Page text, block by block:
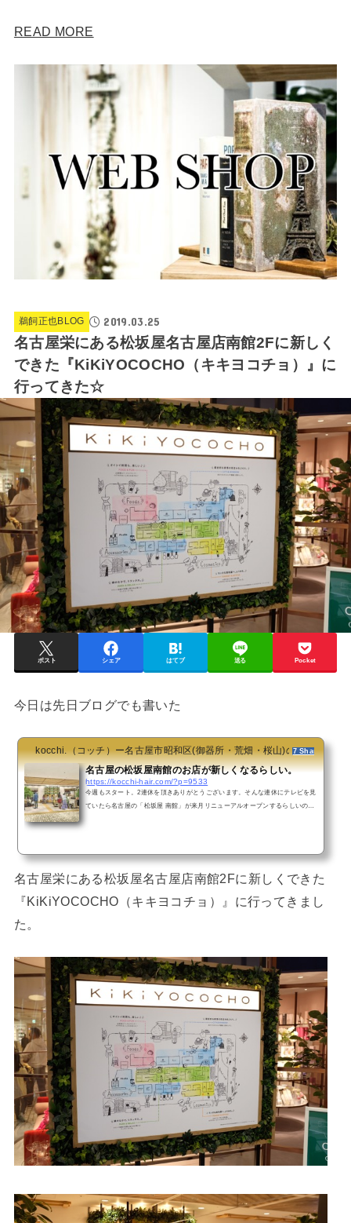
READ MORE
鵜飼正也BLOG 2019.03.25
名古屋栄にある松坂屋名古屋店南館2Fに新しく
できた『KiKiYOCOCHO（キキヨコチョ）』に
行ってきた☆
ポスト シェア はてブ 送る Pocket
今日は先日ブログでも書いた
kocchi.（コッチ）ー名古屋市昭和区(御器所・荒畑・桜山)の美容院・美
7 Shares
名古屋の松坂屋南館のお店が新しくなるらしい。
https://kocchi-hair.com/?p=9533
今週もスタート。2連休を頂きありがとうございます。そんな連休にテレビを見
ていたら名古屋の「松坂屋 南館」が来月リニューアルオープンするらしいので
イメージがなかったですが、こうやって新しいお店が増えて活気が出るのもい
いですね！！楽しみです！！var nend_params = {"media":56147,"si...
名古屋栄にある松坂屋名古屋店南館2Fに新しくできた
『KiKiYOCOCHO（キキヨコチョ）』に行ってきまし
た。